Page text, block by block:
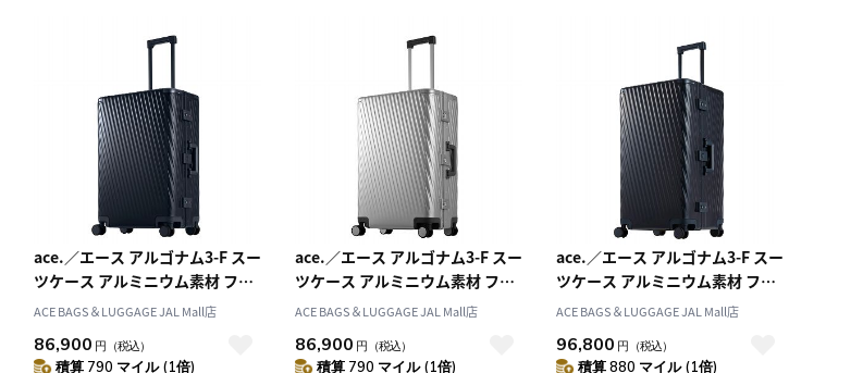
10月
2026.11
水 木 金
3
7 9
10
12 13 14 15 16
17
21 23
24
26 27 28 29 30 31
ace.／エース アルゴナム3-F スー
ツケース アルミニウム素材 フレ
ームタイプ 73リットル 05502
ACE BAGS＆LUGGAGE JAL Mall店
86,900 円 （税込）
積算 790 マイル (1倍)
ace.／エース アルゴナム3-F スー
ツケース アルミニウム素材 フレ
ームタイプ 73リットル 05502
ACE BAGS＆LUGGAGE JAL Mall店
86,900 円 （税込）
積算 790 マイル (1倍)
ace.／エース アルゴナム3-F スー
ツケース アルミニウム素材 フレ
ームタイプ 100リットル 05503
ACE BAGS＆LUGGAGE JAL Mall店
96,800 円 （税込）
積算 880 マイル (1倍)